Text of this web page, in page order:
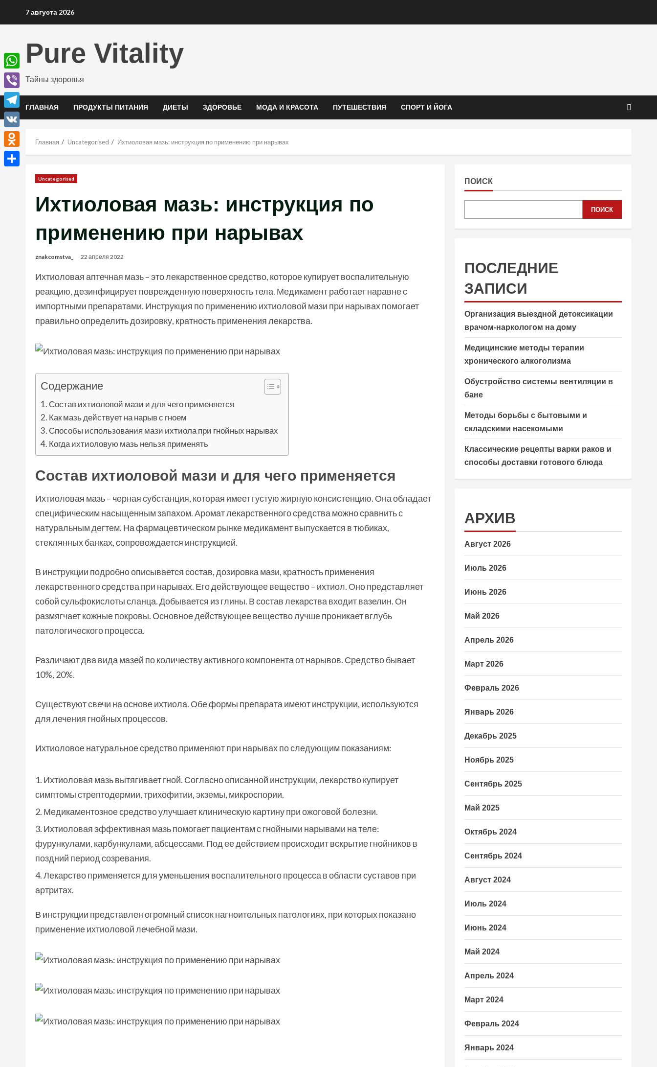
7 августа 2026
Pure Vitality
Тайны здоровья
ГЛАВНАЯ ПРОДУКТЫ ПИТАНИЯ ДИЕТЫ ЗДОРОВЬЕ МОДА И КРАСОТА ПУТЕШЕСТВИЯ СПОРТ И ЙОГА
Главная Uncategorised Ихтиоловая мазь: инструкция по применению при нарывах
Uncategorised
Ихтиоловая мазь: инструкция по
применению при нарывах
znakcomstva_ 22 апреля 2022
Ихтиоловая аптечная мазь – это лекарственное средство, которое купирует воспалительную
реакцию, дезинфицирует поврежденную поверхность тела. Медикамент работает наравне с
импортными препаратами. Инструкция по применению ихтиоловой мази при нарывах помогает
правильно определить дозировку, кратность применения лекарства.
Содержание
Состав ихтиоловой мази и для чего применяется
Как мазь действует на нарыв с гноем
Способы использования мази ихтиола при гнойных нарывах
Когда ихтиоловую мазь нельзя применять
Состав ихтиоловой мази и для чего применяется
Ихтиоловая мазь – черная субстанция, которая имеет густую жирную консистенцию. Она обладает
специфическим насыщенным запахом. Аромат лекарственного средства можно сравнить с
натуральным дегтем. На фармацевтическом рынке медикамент выпускается в тюбиках,
стеклянных банках, сопровождается инструкцией.
В инструкции подробно описывается состав, дозировка мази, кратность применения
лекарственного средства при нарывах. Его действующее вещество – ихтиол. Оно представляет
собой сульфокислоты сланца. Добывается из глины. В состав лекарства входит вазелин. Он
размягчает кожные покровы. Основное действующее вещество лучше проникает вглубь
патологического процесса.
Различают два вида мазей по количеству активного компонента от нарывов. Средство бывает
10%, 20%.
Существуют свечи на основе ихтиола. Обе формы препарата имеют инструкции, используются
для лечения гнойных процессов.
Ихтиоловое натуральное средство применяют при нарывах по следующим показаниям:
Ихтиоловая мазь вытягивает гной. Согласно описанной инструкции, лекарство купирует
симптомы стрептодермии, трихофитии, экземы, микроспории.
Медикаментозное средство улучшает клиническую картину при ожоговой болезни.
Ихтиоловая эффективная мазь помогает пациентам с гнойными нарывами на теле:
фурункулами, карбункулами, абсцессами. Под ее действием происходит вскрытие гнойников в
поздний период созревания.
Лекарство применяется для уменьшения воспалительного процесса в области суставов при
артритах.
В инструкции представлен огромный список нагноительных патологиях, при которых показано
применение ихтиоловой лечебной мази.
ПОИСК
ПОИСК
ПОСЛЕДНИЕ
ЗАПИСИ
Организация выездной детоксикации
врачом-наркологом на дому
Медицинские методы терапии
хронического алкоголизма
Обустройство системы вентиляции в
бане
Методы борьбы с бытовыми и
складскими насекомыми
Классические рецепты варки раков и
способы доставки готового блюда
АРХИВ
Август 2026
Июль 2026
Июнь 2026
Май 2026
Апрель 2026
Март 2026
Февраль 2026
Январь 2026
Декабрь 2025
Ноябрь 2025
Сентябрь 2025
Май 2025
Октябрь 2024
Сентябрь 2024
Август 2024
Июль 2024
Июнь 2024
Май 2024
Апрель 2024
Март 2024
Февраль 2024
Январь 2024
WhatsApp
Viber
Telegram
VK
Odnoklassniki
Отправить